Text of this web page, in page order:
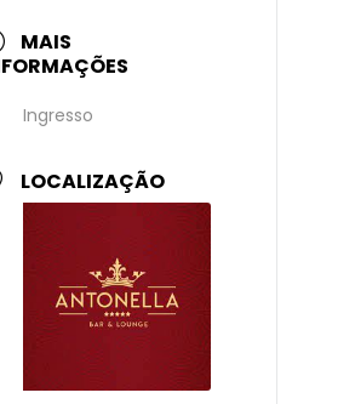
MAIS
Ingresso
LOCALIZAÇÃO